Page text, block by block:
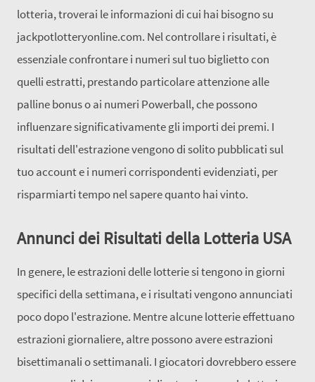
lotteria, troverai le informazioni di cui hai bisogno su
jackpotlotteryonline.com. Nel controllare i risultati, è
essenziale confrontare i numeri sul tuo biglietto con
quelli estratti, prestando particolare attenzione alle
palline bonus o ai numeri Powerball, che possono
influenzare significativamente gli importi dei premi. I
risultati dell'estrazione vengono di solito pubblicati sul
tuo account e i numeri corrispondenti evidenziati, per
risparmiarti tempo nel sapere quanto hai vinto.
Annunci dei Risultati della Lotteria USA
In genere, le estrazioni delle lotterie si tengono in giorni
specifici della settimana, e i risultati vengono annunciati
poco dopo l'estrazione. Mentre alcune lotterie effettuano
estrazioni giornaliere, altre possono avere estrazioni
bisettimanali o settimanali. I giocatori dovrebbero essere